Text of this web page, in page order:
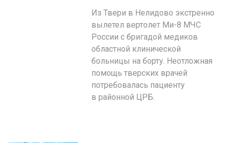
Из Твери в Нелидово экстренно
вылетел вертолет Ми-8 МЧС
России с бригадой медиков
областной клинической
больницы на борту. Неотложная
помощь тверских врачей
потребовалась пациенту
в районной ЦРБ.